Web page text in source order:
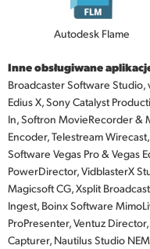
Autodesk Flame
Inne obsługiwane
Broadcaster Software Studio,
Edius X, Sony Catalyst
In, Softron MovieRecorder &
Encoder, Telestream
Software Vegas Pro & Vegas
PowerDirector, VidblasterX
Magicsoft CG, Xsplit
Ingest, Boinx Software
ProPresenter, Ventuz
Capturer, Nautilus Studio